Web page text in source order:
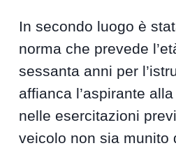
In secondo luogo è
norma che prevede
sessanta anni per
affianca l’aspirante
nelle esercitazioni
veicolo non sia munito